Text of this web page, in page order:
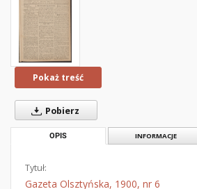
Pokaż treść
Pobierz
OPIS INFORMACJE
Tytuł:
Gazeta Olsztyńska, 1900, nr 6